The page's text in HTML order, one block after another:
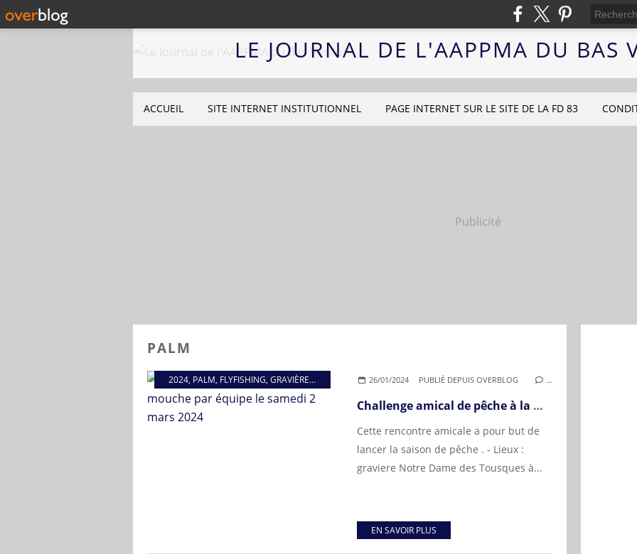
LE JOURNAL DE L'AAPPMA DU BAS
ACCUEIL SITE INTERNET INSTITUTIONNEL PAGE INTERNET SUR LE SITE DE LA FD 83
Publicité
PALM
2024, PALM, FLYFISHING, GRAVIÈRE NOTRE DAME DES TOUSQUES ,AAPPMA DU BAS VERDON, FÉDÉRATION DE
26/01/2024 PUBLIÉ DEPUIS OVERBLOG …
Challenge amical de pêche à la mouche par équipe le samedi 2 mars 2024
Cette rencontre amicale a pour but de
lancer la saison de pêche . - Lieux :
graviere Notre Dame des Tousques à...
EN SAVOIR PLUS